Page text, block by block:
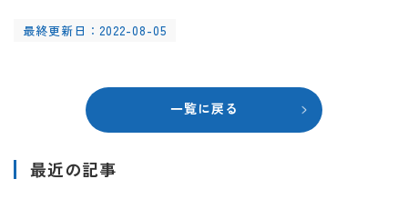
最終更新日：2022-08-05
一覧に戻る
最近の記事